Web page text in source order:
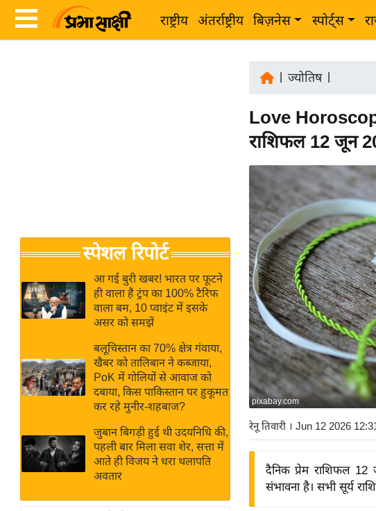
राष्ट्रीय अंतर्राष्ट्रीय बिज़नेस स्पोर्ट्स
Breaking
News in
Hindi
Hindi
Hindi
Videos
जगत
राय
बजट
क्रिकेट
IPL
2026
ई-पेपर
मिसाल बेमिसाल
शख्सियत
यंग इंडिया
स्पेशल रिपोर्ट
आ गई बुरी खबर! भारत पर फूटने
ही वाला है ट्रंप का 100% टैरिफ
वाला बम, 10 प्वाइंट में इसके
असर को समझें
बलूचिस्तान का 70% क्षेत्र गंवाया,
खैबर को तालिबान ने कब्जाया,
PoK में गोलियों से आवाज को
दबाया, किस पाकिस्तान पर हुकूमत
कर रहे मुनीर-शहबाज?
जुबान बिगड़ी हुई थी उदयनिधि की,
पहली बार मिला सवा शेर, सत्ता में
आते ही विजय ने धरा थलापति
अवतार
ज्योतिष|
Love
राशिफल 12 जून
pixabay.com
रेनू तिवारी । Jun 12 2026
दैनिक प्रेम राशिफल
संभावना है। सभी सूर्य